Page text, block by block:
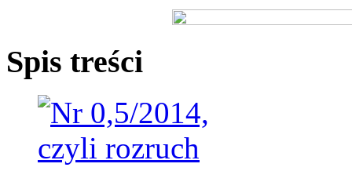
Spis treści